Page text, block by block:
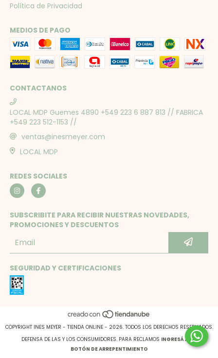
Política de Privacidad
MEDIOS DE PAGO
CONTACTANOS
LOCAL MDP Guemes 4890 +549 223 6 887 813 // FABRICA
+549 223 512-1153 //
ventas@inesmeyer.com
LOCAL MDP
REDES SOCIALES
SUBSCRIBITE PARA RECIBIR NUESTRAS NOVEDADES,
PROMOCIONES Y DESCUENTOS
SEGURIDAD Y CERTIFICACIONES
COPYRIGHT INES MEYER - TIENDA ONLINE - 2026. TODOS LOS DERECHOS RESERVADOS.
DEFENSA DE LAS Y LOS CONSUMIDORES. PARA RECLAMOS INGRESÁ ACÁ.
BOTÓN DE ARREPENTIMIENTO